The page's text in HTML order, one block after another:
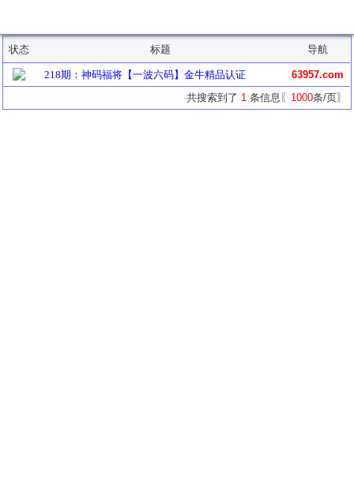
状态 标题 导航
218期：神码福将【一波六码】金牛精品认证
63957.com
共搜索到了 1条信息〖 1000条/页〗